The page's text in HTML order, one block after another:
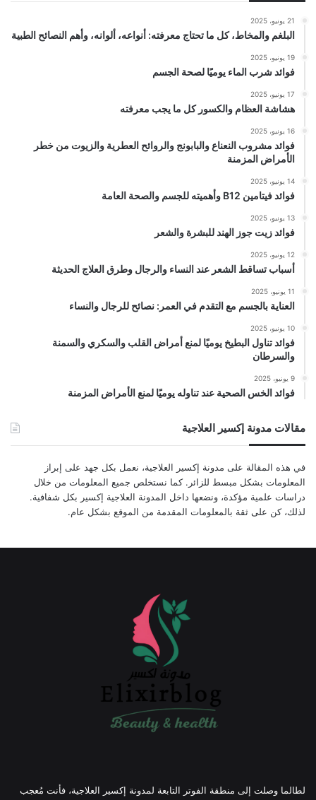
21 يونيو، 2025
البلغم والمخاط، كل ما تحتاج معرفته: أنواعه، ألوانه، وأهم النصائح الطبية
19 يونيو، 2025
فوائد شرب الماء يوميًا لصحة الجسم
17 يونيو، 2025
هشاشة العظام والكسور كل ما يجب معرفته
16 يونيو، 2025
فوائد مشروب النعناع والبابونج والروائح العطرية والزيوت من خطر
الأمراض المزمنة
14 يونيو، 2025
فوائد فيتامين B12 وأهميته للجسم والصحة العامة
13 يونيو، 2025
فوائد زيت جوز الهند للبشرة والشعر
12 يونيو، 2025
أسباب تساقط الشعر عند النساء والرجال وطرق العلاج الحديثة
11 يونيو، 2025
العناية بالجسم مع التقدم في العمر: نصائح للرجال والنساء
10 يونيو، 2025
فوائد تناول البطيخ يوميًا لمنع أمراض القلب والسكري والسمنة
والسرطان
9 يونيو، 2025
فوائد الخس الصحية عند تناوله يوميًا لمنع الأمراض المزمنة
مقالات مدونة إكسير العلاجية
في هذه المقالة على مدونة إكسير العلاجية، نعمل بكل جهد على إبراز
المعلومات بشكل مبسط للزائر. كما نستخلص جميع المعلومات من خلال
دراسات علمية مؤكدة، ونضعها داخل المدونة العلاجية إكسير بكل شفافية.
لذلك، كن على ثقة بالمعلومات المقدمة من الموقع بشكل عام.
لطالما وصلت إلى منطقة الفوتر التابعة لمدونة إكسير العلاجية، فأنت مُعجب